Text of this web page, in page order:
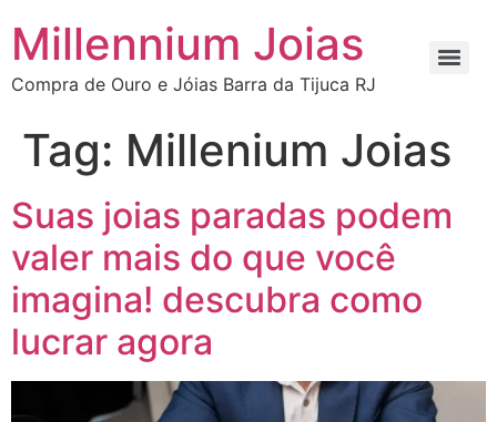
Millennium Joias
Compra de Ouro e Jóias Barra da Tijuca RJ
Tag: Millenium Joias
Suas joias paradas podem
valer mais do que você
imagina! descubra como
lucrar agora